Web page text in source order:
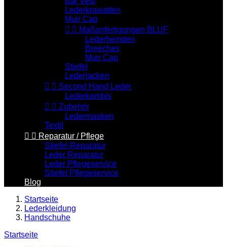
Lederkrawatten
Muir Cap
  Maßanfertigungen BLUF
Lederhemden
Breeches
Muir Cap
Stiefel
Lederjacken
  Second Hand Leder
Lederkombis
  Zubehör
Ledermasken
Textil
  Reparatur / Pflege
Stiefel-Reparatur
Leder Reparatur
Leder Pflegeservice
Stiefel Pflegeservice
Blog
Startseite
Lederkleidung
Handschuhe
Startseite